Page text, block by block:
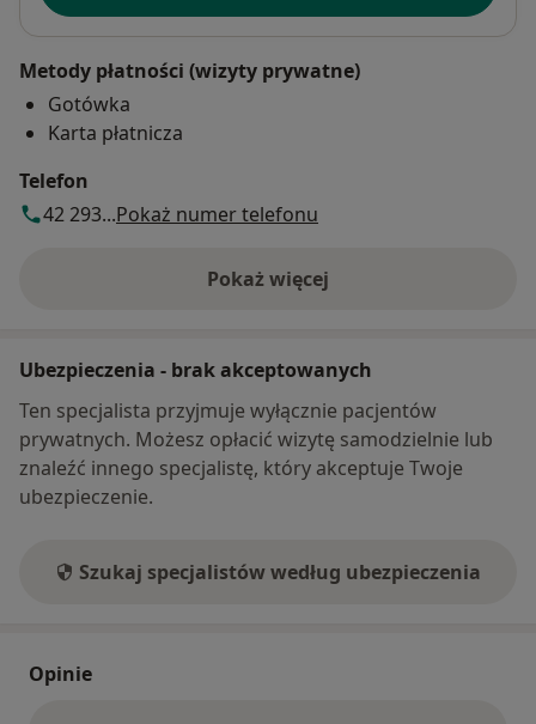
Metody płatności (wizyty prywatne)
Gotówka
Karta płatnicza
Telefon
42 293...Pokaż numer telefonu
Pokaż więcej
o adresie
Ubezpieczenia - brak akceptowanych
Ten specjalista przyjmuje wyłącznie pacjentów
prywatnych. Możesz opłacić wizytę samodzielnie lub
znaleźć innego specjalistę, który akceptuje Twoje
ubezpieczenie.
Szukaj specjalistów według ubezpieczenia
Opinie